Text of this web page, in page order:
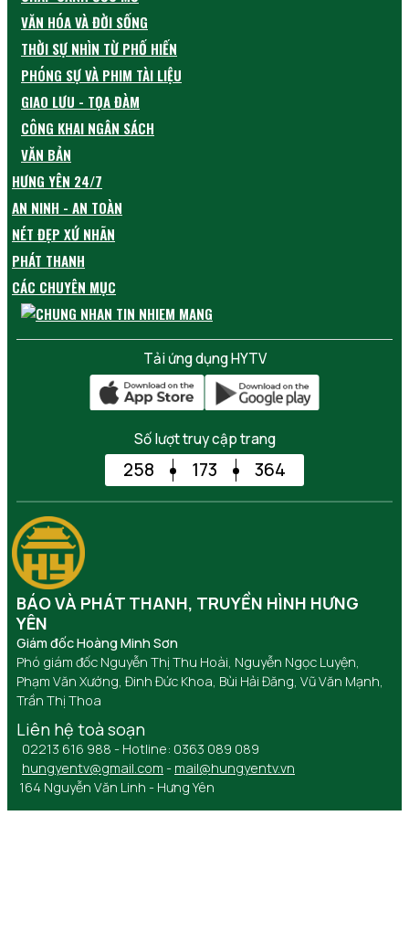
VĂN HÓA VÀ ĐỜI SỐNG
THỜI SỰ NHÌN TỪ PHỐ HIẾN
PHÓNG SỰ VÀ PHIM TÀI LIỆU
GIAO LƯU - TỌA ĐÀM
CÔNG KHAI NGÂN SÁCH
VĂN BẢN
HƯNG YÊN 24/7
AN NINH - AN TOÀN
NÉT ĐẸP XỨ NHÃN
PHÁT THANH
CÁC CHUYÊN MỤC
Tải ứng dụng HYTV
Số lượt truy cập trang
258 173 364
BÁO VÀ PHÁT THANH, TRUYỀN HÌNH HƯNG
YÊN
Giám đốc Hoàng Minh Sơn
Phó giám đốc Nguyễn Thị Thu Hoài, Nguyễn Ngọc Luyện,
Phạm Văn Xướng, Đinh Đức Khoa, Bùi Hải Đăng, Vũ Văn Mạnh,
Trần Thị Thoa
Liên hệ toà soạn
02213 616 988 - Hotline: 0363 089 089
hungyentv@gmail.com - mail@hungyentv.vn
164 Nguyễn Văn Linh - Hưng Yên